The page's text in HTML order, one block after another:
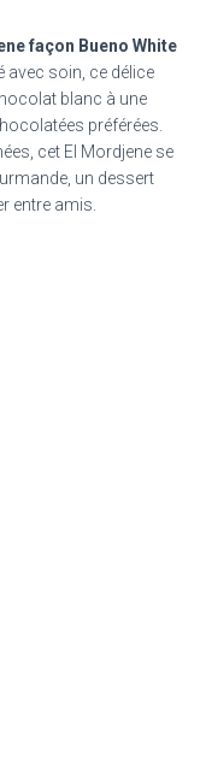
façon Bueno White
avec soin, ce délice
blanc à une
préférées.
cet El Mordjene se
un dessert
entre amis.